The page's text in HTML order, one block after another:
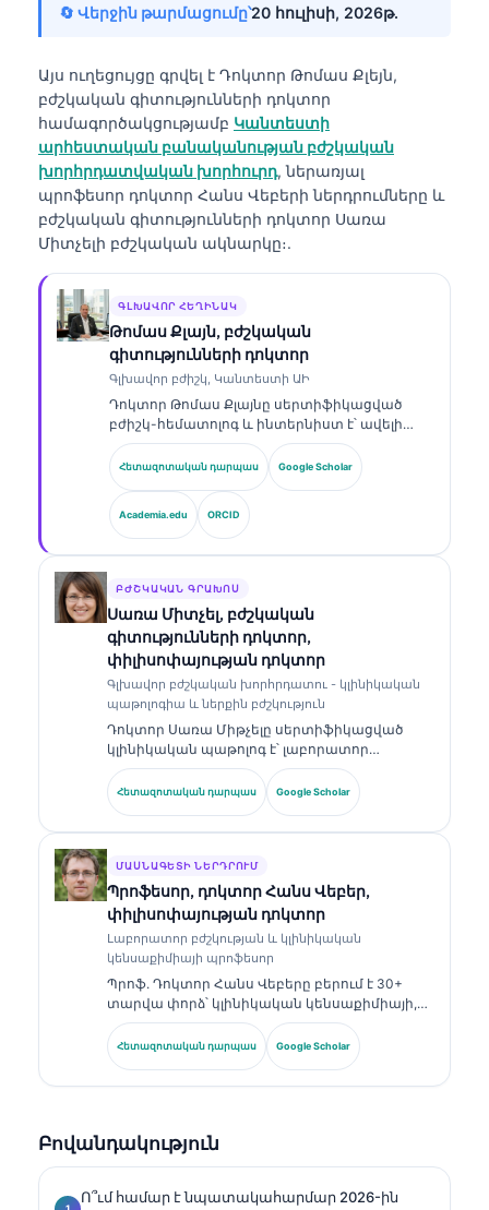
🔄 Վերջին թարմացումը՝20 հուլիսի, 2026թ․
Այս ուղեցույցը գրվել է Դոկտոր Թոմաս Քլեյն,
բժշկական գիտությունների դոկտոր
համագործակցությամբ Կանտեստի
արհեստական բանականության բժշկական
խորհրդատվական խորհուրդ, ներառյալ
պրոֆեսոր դոկտոր Հանս Վեբերի ներդրումները և
բժշկական գիտությունների դոկտոր Սառա
Միտչելի բժշկական ակնարկը։.
ԳԼԽԱՎՈՐ ՀԵՂԻՆԱԿ
Թոմաս Քլայն, բժշկական
գիտությունների դոկտոր
Գլխավոր բժիշկ, Կանտեստի ԱԻ
Դոկտոր Թոմաս Քլայնը սերտիֆիկացված
բժիշկ-հեմատոլոգ և ինտերնիստ է՝ ավելի
քան 15 տարվա փորձով լաբորատոր
բժշկության և ԱԻ-ի օգնությամբ կլինիկական
վերլուծության ոլորտում։ Որպես Kantesti AI-ի
գլխավոր բժշկական տնօրեն՝ նա ապահովում
է սեփականատիրական նեյրոնային ցանցի
բժշկական ճշգրտության կլինիկական
վերահսկողությունը։ Դոկտոր Քլայնը լայնորեն
հրապարակել է բիոմարկերների
ախտորոշման վերաբերյալ՝ լաբորատոր
բժշկության թեմաներով։.
Հետազոտական դարպաս Google Scholar
Academia.edu ORCID
ԲԺՇԿԱԿԱՆ ԳՐԱԽՈՍ
Սառա Միտչել, բժշկական
գիտությունների դոկտոր,
փիլիսոփայության դոկտոր
Գլխավոր բժշկական խորհրդատու - կլինիկական
պաթոլոգիա և ներքին բժշկություն
Դոկտոր Սառա Միթչելը սերտիֆիկացված
կլինիկական պաթոլոգ է՝ լաբորատոր
բժշկության և ախտորոշիչ վերլուծության
ոլորտում ավելի քան 18 տարվա փորձով։ Նա
ունի մասնագիտացված հավաստագրեր
ու լաբորատոր վերլուծության վերաբերյալ՝
կլինիկական պրակտիկայում։.
Հետազոտական դարպաս Google Scholar
ՄԱՍՆԱԳԵՏԻ ՆԵՐԴՐՈՒՄ
Պրոֆեսոր, դոկտոր Հանս Վեբեր,
փիլիսոփայության դոկտոր
Լաբորատոր բժշկության և կլինիկական
կենսաքիմիայի պրոֆեսոր
Պրոֆ. Դոկտոր Հանս Վեբերը բերում է 30+
տարվա փորձ՝ կլինիկական կենսաքիմիայի,
լաբորատոր բժշկության և բիոմարկերների
հետազոտության ոլորտներում։ Եղել է
Գերմանիայի Կլինիկական քիմիայի
ստանդարտացման և ԱԻ-ի աջակցությամբ
լաբորատոր բժշկության մեջ։.
Հետազոտական դարպաս Google Scholar
Բովանդակություն
Ո՞ւմ համար է նպատակահարմար 2026-ին